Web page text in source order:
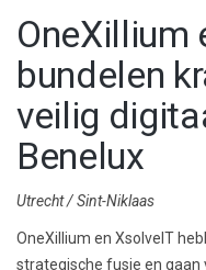
OneXillium
bundelen
veilig
Benelux
Utrecht / Sint-Niklaas
OneXillium en XsolveIT
strategische fusie en gaan